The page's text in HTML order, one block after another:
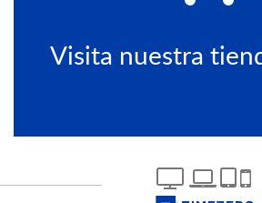
Visita nuestra